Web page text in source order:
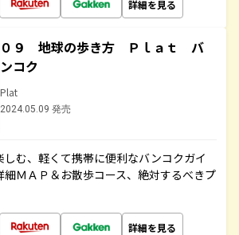
詳細を見る
０９ 地球の歩き方 Ｐｌａｔ バ
ンコク
Plat
2024.05.09 発売
む、軽くて携帯に便利なバンコクガイ
細ＭＡＰ＆お散歩コース、絶対するべきプ
詳細を見る